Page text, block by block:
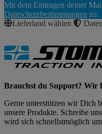
Abonnieren
Mit dem Eintragen deiner
Dateschutzbestimmungen zu.
Lieferland wählen
Brauchst du Support? Wir
Gerne unterstützen wir Dich
unsere Produkte. Schreibe
wird sich schnellstmöglich